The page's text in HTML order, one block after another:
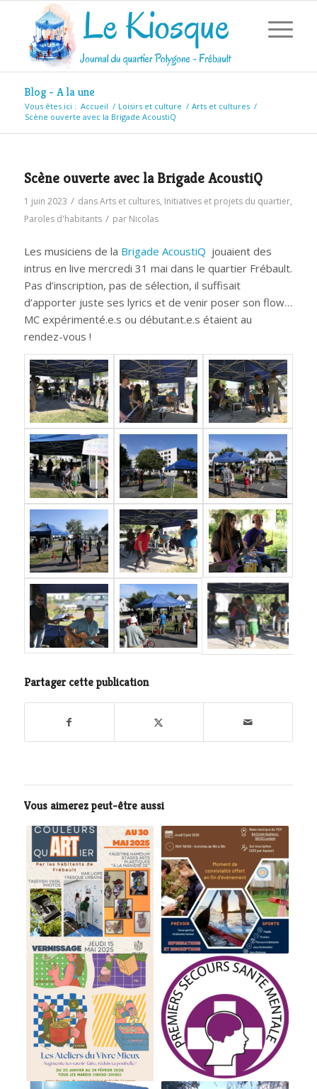
Blog - A la une
Vous êtes ici : Accueil / Loisirs et culture / Arts et cultures /
Scène ouverte avec la Brigade AcoustiQ
Scène ouverte avec la Brigade AcoustiQ
1 juin 2023 / dansArts et cultures, Initiatives et projets du quartier,
Paroles d'habitants / par Nicolas
Les musiciens de la Brigade AcoustiQ jouaient des
intrus en live mercredi 31 mai dans le quartier Frébault.
Pas d’inscription, pas de sélection, il suffisait
d’apporter juste ses lyrics et de venir poser son flow…
MC expérimenté.e.s ou débutant.e.s étaient au
rendez-vous !
Partager cette publication
Vous aimerez peut-être aussi